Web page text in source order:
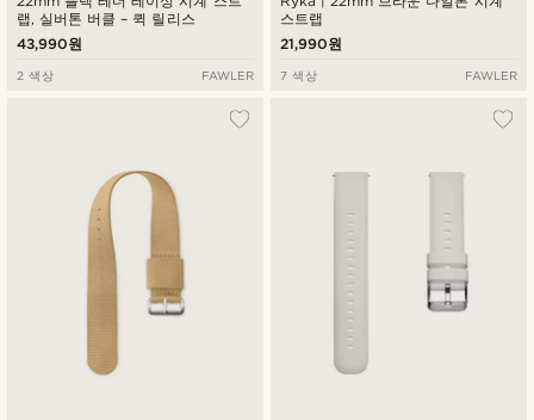
랩, 실버톤 버클 – 퀵 릴리스
43,990원
2 색상 FAWLER
스트랩
21,990원
7 색상 FAWLER